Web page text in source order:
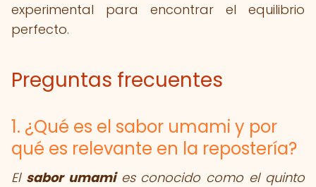
experimental para encontrar el equilibrio
perfecto.
Preguntas frecuentes
1. ¿Qué es el sabor umami y por
qué es relevante en la repostería?
El sabor umamies conocido como el quinto